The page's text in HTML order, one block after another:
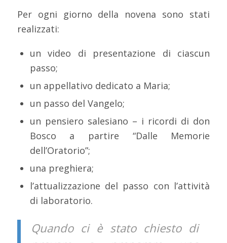
Per ogni giorno della novena sono stati
realizzati:
un video di presentazione di ciascun
passo;
un appellativo dedicato a Maria;
un passo del Vangelo;
un pensiero salesiano – i ricordi di don
Bosco a partire “Dalle Memorie
dell’Oratorio”;
una preghiera;
l’attualizzazione del passo con l’attività
di laboratorio.
Quando ci è stato chiesto di